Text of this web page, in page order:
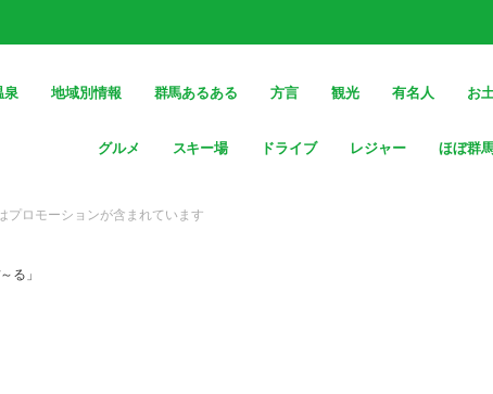
泉 地域別情報 群馬あるある 方言 観光 有名人 お
グルメ スキー場 ドライブ レジャー ほぼ群
プロモーションが含まれています
る」